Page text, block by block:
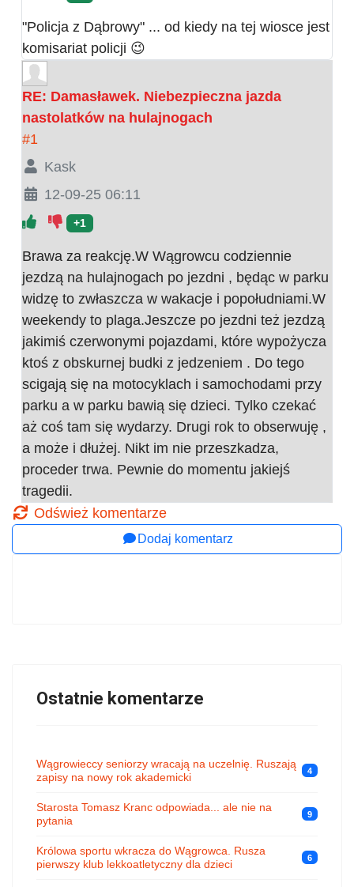
"Policja z Dąbrowy" ... od kiedy na tej wiosce jest
komisariat policji 😉
RE: Damasławek. Niebezpieczna jazda
nastolatków na hulajnogach
#1
Kask
12-09-25 06:11
+1
Brawa za reakcję.W Wągrowcu codziennie
jezdzą na hulajnogach po jezdni , będąc w parku
widzę to zwłaszcza w wakacje i popołudniami.W
weekendy to plaga.Jeszcze po jezdni też jezdzą
jakimiś czerwonymi pojazdami, które wypożycza
ktoś z obskurnej budki z jedzeniem . Do tego
scigają się na motocyklach i samochodami przy
parku a w parku bawią się dzieci. Tylko czekać
aż coś tam się wydarzy. Drugi rok to obserwuję ,
a może i dłużej. Nikt im nie przeszkadza,
proceder trwa. Pewnie do momentu jakiejś
tragedii.
Odśwież komentarze
Dodaj komentarz
Ostatnie komentarze
Wągrowieccy seniorzy wracają na uczelnię. Ruszają
zapisy na nowy rok akademicki
4
Starosta Tomasz Kranc odpowiada... ale nie na
pytania
9
Królowa sportu wkracza do Wągrowca. Rusza
pierwszy klub lekkoatletyczny dla dzieci
6